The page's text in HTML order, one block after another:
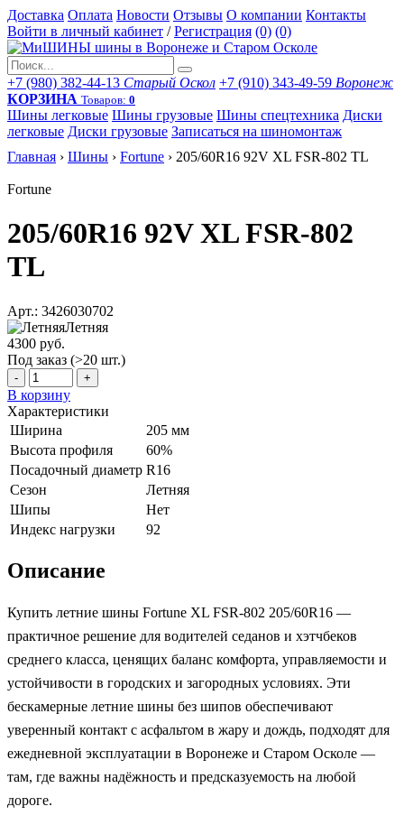
Доставка Оплата Новости Отзывы О компании Контакты
Войти в личный кабинет / Регистрация (0) (0)
+7 (980) 382-44-13 Старый Оскол +7 (910) 343-49-59 Воронеж
КОРЗИНА Товаров: 0
Шины легковые Шины грузовые Шины спецтехника Диски
легковые Диски грузовые Записаться на шиномонтаж
Главная › Шины › Fortune › 205/60R16 92V XL FSR-802 TL
Fortune
205/60R16 92V XL FSR-802
TL
Арт.: 3426030702
Летняя
4300 руб.
Под заказ (>20 шт.)
- +
В корзину
Характеристики
Ширина
205 мм
Высота профиля
60%
Посадочный диаметр R16
Сезон
Летняя
Шипы
Нет
Индекс нагрузки
92
Описание
Купить летние шины Fortune XL FSR-802 205/60R16 —
практичное решение для водителей седанов и хэтчбеков
среднего класса, ценящих баланс комфорта, управляемости и
устойчивости в городских и загородных условиях. Эти
бескамерные летние шины без шипов обеспечивают
уверенный контакт с асфальтом в жару и дождь, подходят для
ежедневной эксплуатации в Воронеже и Старом Осколе —
там, где важны надёжность и предсказуемость на любой
дороге.